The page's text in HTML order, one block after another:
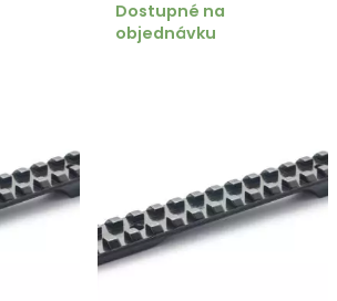
Dostupné na
objednávku